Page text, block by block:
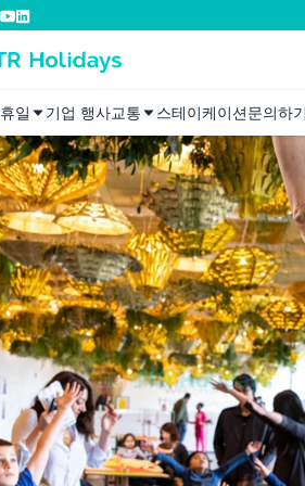
휴일 기업 행사교통 스테이케이션문의하